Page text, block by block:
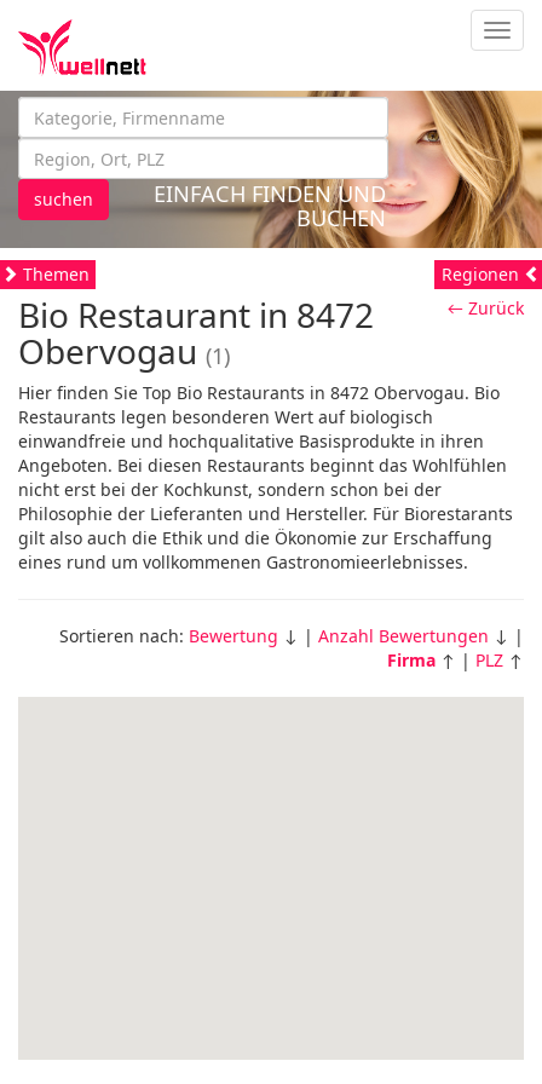
suchen
EINFACH FINDEN UND
BUCHEN
Themen
← Zurück
Bio Restaurant in 8472
Obervogau (1)
Hier finden Sie Top Bio Restaurants in 8472 Obervogau. Bio
Restaurants legen besonderen Wert auf biologisch
einwandfreie und hochqualitative Basisprodukte in ihren
Angeboten. Bei diesen Restaurants beginnt das Wohlfühlen
nicht erst bei der Kochkunst, sondern schon bei der
Philosophie der Lieferanten und Hersteller. Für Biorestarants
gilt also auch die Ethik und die Ökonomie zur Erschaffung
eines rund um vollkommenen Gastronomieerlebnisses.
Sortieren nach: Bewertung ↓ | Anzahl Bewertungen ↓ |
Firma ↑ | PLZ ↑
Regionen